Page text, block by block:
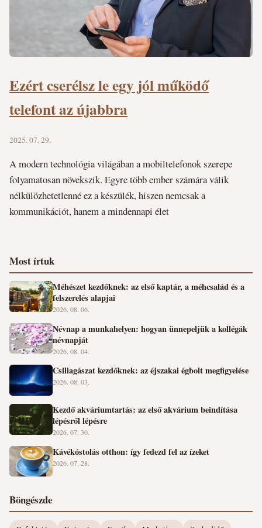
Ezért cserélsz le egy jól működő
telefont az újabbra
2025. 07. 29.
A modern technológia világában a mobiltelefonok szerepe
folyamatosan növekszik. Egyre több ember számára válik
nélkülözhetetlenné ez a készülék, hiszen nemcsak a
kommunikációt, hanem a mindennapi élet
Most írtuk
Méhészet kezdőknek: az első kaptár, a méhcsalád és a
felszerelés alapjai
2026. 08. 06.
Névnap a munkahelyen: hogyan ünnepeljük a kollégák
névnapját
2026. 08. 04.
Csillagászat kezdőknek: az éjszakai égbolt megfigyelése
2026. 08. 03.
Kezdő akváriumtartás: az első akvárium beindítása
lépésről lépésre
2026. 07. 30.
Kávékóstolás otthon: így fedezd fel az ízeket
2026. 07. 28.
Böngészde